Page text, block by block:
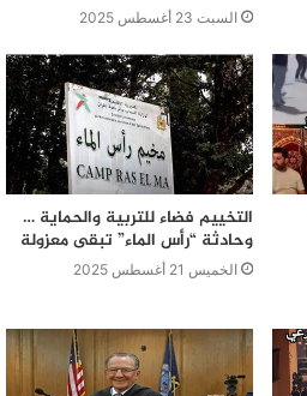
السبت 23 أغسطس 2025
التخييم فضاء للتربية والحماية …
وحادثة “رأس الماء” تبقى معزولة
الخميس 21 أغسطس 2025